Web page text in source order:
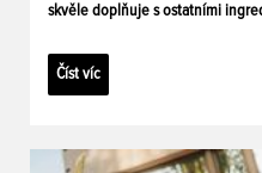
skvěle doplňuje s ostatními
Číst víc